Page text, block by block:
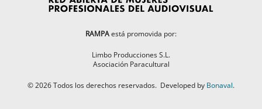
RAMPAestá promovida por:
Limbo Producciones S.L.
Asociación Paracultural
©2026Todos los derechos reservados. Developed by Bonaval.